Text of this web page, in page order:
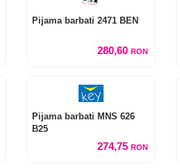
Pijama barbati 2471 BEN
280,60 RON
Pijama barbati MNS 626
B25
274,75 RON